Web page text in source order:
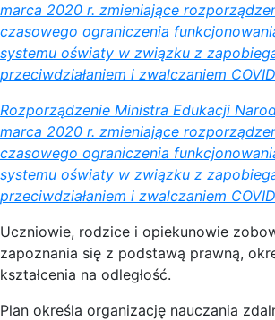
marca 2020 r. zmieniające
czasowego ograniczenia
systemu oświaty w związku z
przeciwdziałaniem i zwalczaniem
Rozporządzenie Ministra Edukacji
marca 2020 r. zmieniające
czasowego ograniczenia
systemu oświaty w związku z
przeciwdziałaniem i zwalczaniem
Uczniowie, rodzice i opiekunowie
zapoznania się z podstawą prawną,
kształcenia na odległość.
Plan określa organizację nauczania